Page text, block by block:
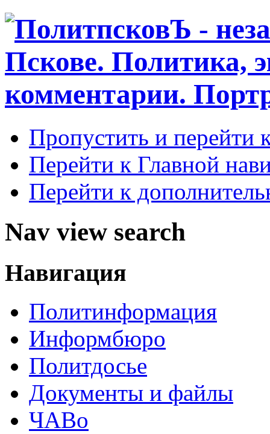
Пропустить и перейти
Перейти к Главной
Перейти к
Nav view search
Навигация
Политинформация
Информбюро
Политдосье
Документы и файлы
ЧАВо